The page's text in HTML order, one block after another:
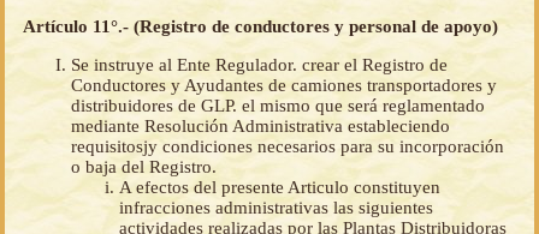
Artículo 11°.- (Registro de conductores y personal de apoyo)
Se instruye al Ente Regulador. crear el Registro de
Conductores y Ayudantes de camiones transportadores y
distribuidores de GLP. el mismo que será reglamentado
mediante Resolución Administrativa estableciendo
requisitosjy condiciones necesarios para su incorporación
o baja del Registro.
A efectos del presente Articulo constituyen
infracciones administrativas las siguientes
actividades realizadas por las Plantas Distribuidoras